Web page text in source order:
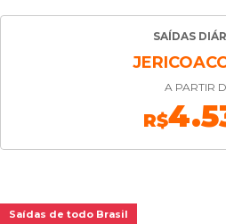
SAÍDAS
A PARTIR
R$
Saídas de todo Brasil